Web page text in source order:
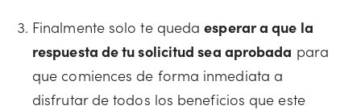
Finalmente solo te quedaesperar a que la
respuesta de tu solicitud sea aprobada para
que comiences de forma inmediata a
disfrutar de todos los beneficios que este